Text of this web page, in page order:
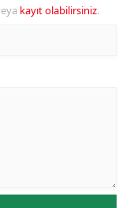
kayıt olabilirsiniz.